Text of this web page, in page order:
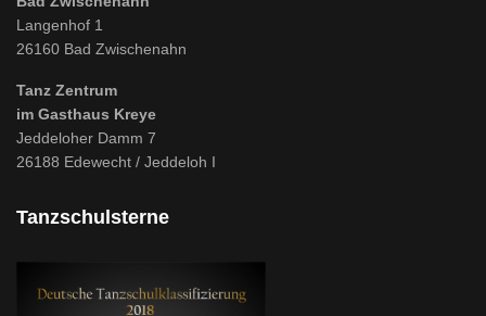
Langenhof 1
26160 Bad Zwischenahn
Tanz Zentrum
im Gasthaus Kreye
Jeddeloher Damm 7
26188 Edewecht / Jeddeloh I
Tanzschulsterne